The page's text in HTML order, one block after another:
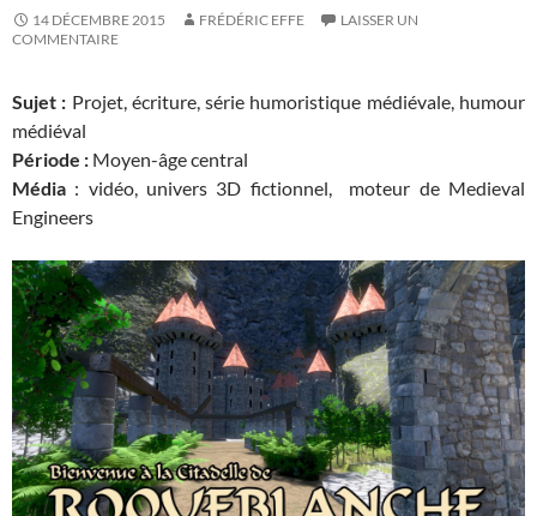
14 DÉCEMBRE 2015 FRÉDÉRIC EFFE
LAISSER UN
COMMENTAIRE
Sujet : Projet, écriture, série humoristique médiévale, humour
médiéval
Période : Moyen-âge central
Média : vidéo, univers 3D fictionnel, moteur de Medieval
Engineers